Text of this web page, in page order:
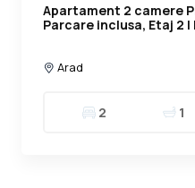
Apartament 2 camere
Parcare inclusa, Etaj 2
Arad
2 1